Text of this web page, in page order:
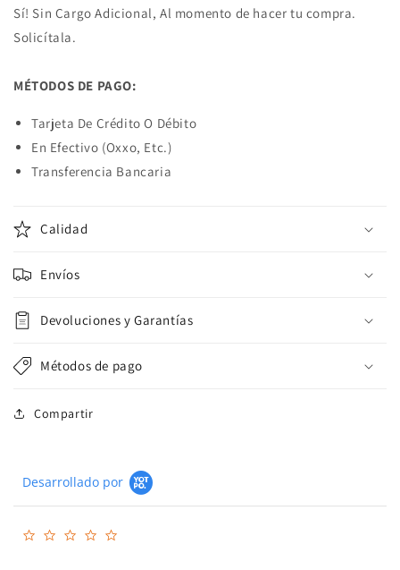
Sí! Sin Cargo Adicional, Al momento de hacer tu compra.
Solicítala.
MÉTODOS DE PAGO:
Tarjeta De Crédito O Débito
En Efectivo (Oxxo, Etc.)
Transferencia Bancaria
Calidad
Envíos
Devoluciones y Garantías
Métodos de pago
Compartir
Desarrollado por